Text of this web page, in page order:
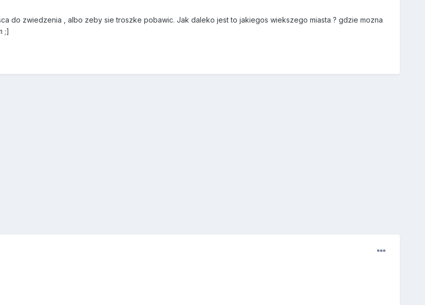
do zwiedzenia , albo zeby sie troszke pobawic. Jak daleko jest to jakiegos wiekszego miasta ? gdzie mozna
;]